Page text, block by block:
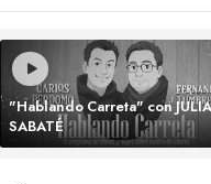
"Hablando Carreta" con JULIA
SABATÉ